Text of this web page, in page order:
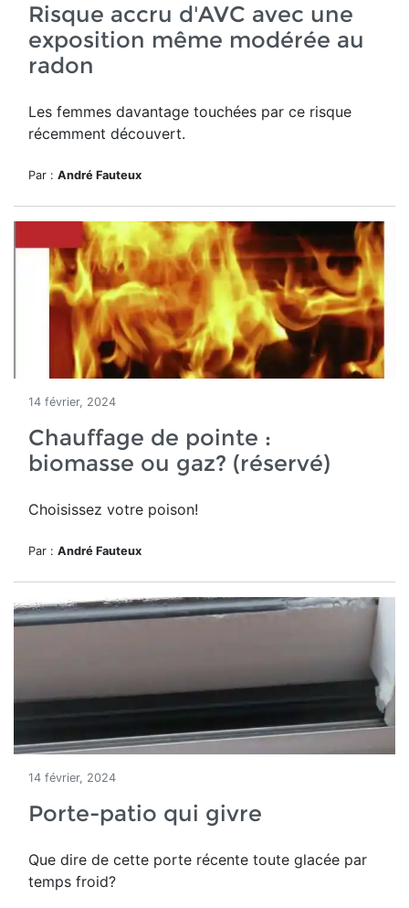
Risque accru d'AVC avec une
exposition même modérée au
radon
Les femmes davantage touchées par ce risque
récemment découvert.
Par : André Fauteux
14 février, 2024
Chauffage de pointe :
biomasse ou gaz? (réservé)
Choisissez votre poison!
Par : André Fauteux
14 février, 2024
Porte-patio qui givre
Que dire de cette porte récente toute glacée par
temps froid?